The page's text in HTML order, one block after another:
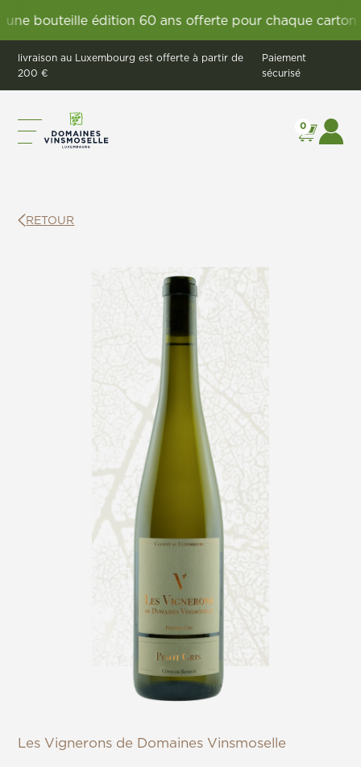
bouteille édition 60 ans offerte pour chaque carton
livraison au Luxembourg est offerte à partir de
200 €
Paiement
sécurisé
0
RETOUR
Les Vignerons de Domaines Vinsmoselle